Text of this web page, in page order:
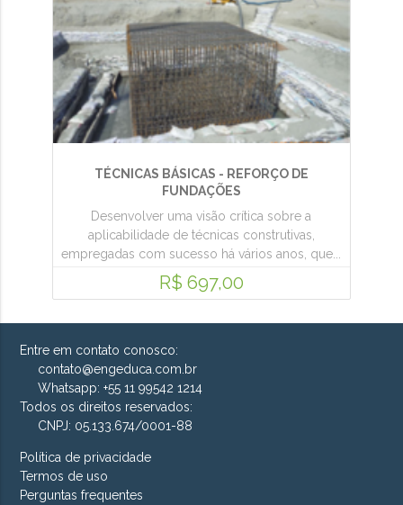
TÉCNICAS BÁSICAS - REFORÇO DE
FUNDAÇÕES
Desenvolver uma visão crítica sobre a
aplicabilidade de técnicas construtivas,
empregadas com sucesso há vários anos, que...
R$ 697,00
Entre em contato conosco:
contato@engeduca.com.br
Whatsapp: +55 11 99542 1214
Todos os direitos reservados:
CNPJ: 05.133.674/0001-88
Política de privacidade
Termos de uso
Perguntas frequentes